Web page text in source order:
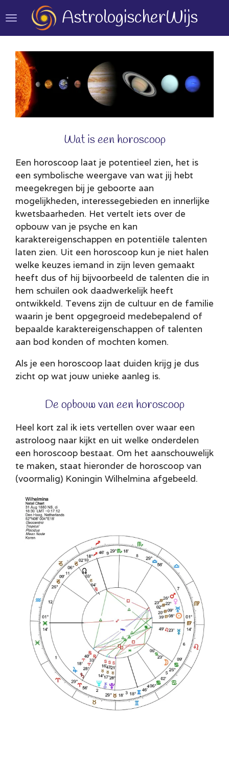
direct
naar
hoofdinhoud
AstrologischerWijs
Wat is een horoscoop
Een horoscoop laat je potentieel zien, het is
een symbolische weergave van wat jij hebt
meegekregen bij je geboorte aan
mogelijkheden, interessegebieden en innerlijke
kwetsbaarheden. Het vertelt iets over de
opbouw van je psyche en kan
karaktereigenschappen en potentiële talenten
laten zien. Uit een horoscoop kun je niet halen
welke keuzes iemand in zijn leven gemaakt
heeft dus of hij bijvoorbeeld de talenten die in
hem schuilen ook daadwerkelijk heeft
ontwikkeld. Tevens zijn de cultuur en de familie
waarin je bent opgegroeid medebepalend of
bepaalde karaktereigenschappen of talenten
aan bod konden of mochten komen.
Als je een horoscoop laat duiden krijg je dus
zicht op wat jouw unieke aanleg is.
De opbouw van een horoscoop
Heel kort zal ik iets vertellen over waar een
astroloog naar kijkt en uit welke onderdelen
een horoscoop bestaat. Om het aanschouwelijk
te maken, staat hieronder de horoscoop van
(voormalig) Koningin Wilhelmina afgebeeld.